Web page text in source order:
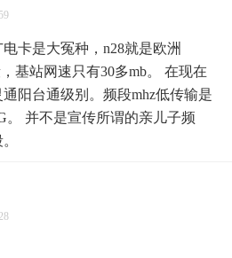
卡是大冤种，n28就是欧洲
基站网速只有30多mb。 在现在
阳台通级别。频段mhz低传输是
。 并不是宣传所谓的亲儿子频